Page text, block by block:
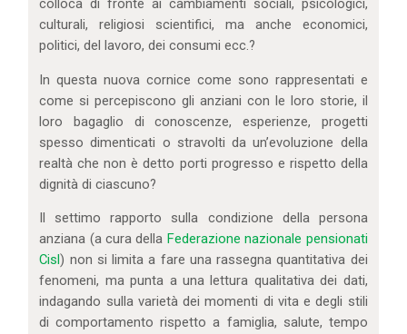
colloca di fronte ai cambiamenti sociali, psicologici,
culturali, religiosi scientifici, ma anche economici,
politici, del lavoro, dei consumi ecc.?
In questa nuova cornice come sono rappresentati e
come si percepiscono gli anziani con le loro storie, il
loro bagaglio di conoscenze, esperienze, progetti
spesso dimenticati o stravolti da un’evoluzione della
realtà che non è detto porti progresso e rispetto della
dignità di ciascuno?
Il settimo rapporto sulla condizione della persona
anziana (a cura della Federazione nazionale pensionati
Cisl) non si limita a fare una rassegna quantitativa dei
fenomeni, ma punta a una lettura qualitativa dei dati,
indagando sulla varietà dei momenti di vita e degli stili
di comportamento rispetto a famiglia, salute, tempo